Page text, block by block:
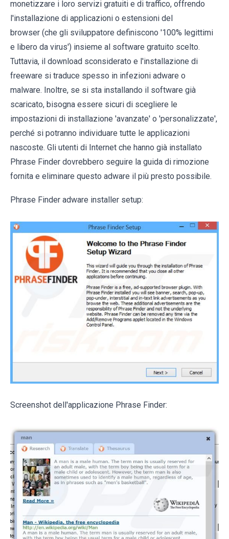
monetizzare i loro servizi gratuiti e di traffico, offrendo
l'installazione di applicazioni o estensioni del
browser (che gli sviluppatore definiscono '100% legittimi
e libero da virus') insieme al software gratuito scelto.
Tuttavia, il download sconsiderato e l'installazione di
freeware si traduce spesso in infezioni adware o
malware. Inoltre, se si sta installando il software già
scaricato, bisogna essere sicuri di scegliere le
impostazioni di installazione 'avanzate' o 'personalizzate',
perché si potranno individuare tutte le applicazioni
nascoste. Gli utenti di Internet che hanno già installato
Phrase Finder dovrebbero seguire la guida di rimozione
fornita e eliminare questo adware il più presto possibile.
Phrase Finder adware installer setup:
Screenshot dell'applicazione Phrase Finder: